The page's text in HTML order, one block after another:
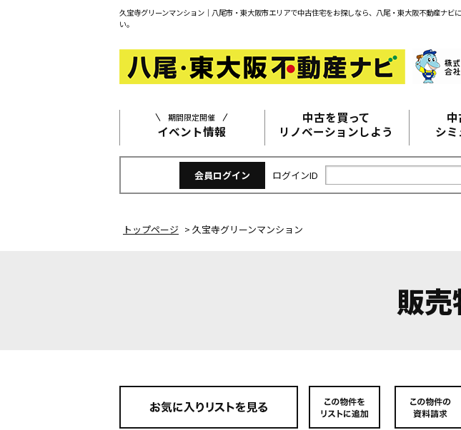
久宝寺グリーンマンション｜八尾市・東大阪市エリアで中古住宅をお探しなら、八尾・東大阪不動産ナビ
い。
期間限定開催
イベント情報
中古を買って
リノベーションしよう
シ
会員ログイン ログインID
トップページ > 久宝寺グリーンマンション
販